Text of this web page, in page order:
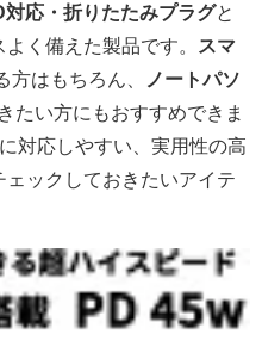
応・折りたたみプラグと
く備えた製品です。
スマ
方はもちろん、
ノートパソ
たい方にもおすすめできま
対応しやすい、実用性の高
ックしておきたいアイテ